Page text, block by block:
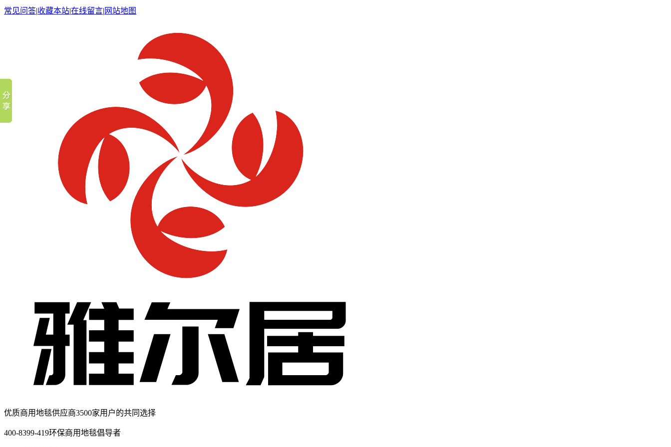
常见问答|收藏本站|在线留言| 网站地图
优质商用地毯供应商3500家用户的共同选择
400-8399-419环保商用地毯倡导者